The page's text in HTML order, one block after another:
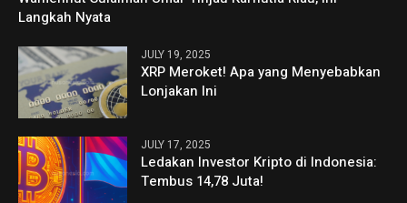
Langkah Nyata
JULY 19, 2025
XRP Meroket! Apa yang Menyebabkan
Lonjakan Ini
JULY 17, 2025
Ledakan Investor Kripto di Indonesia:
Tembus 14,78 Juta!